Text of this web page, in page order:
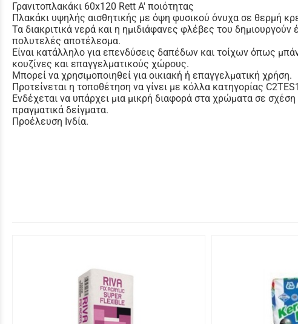
Γρανιτοπλακάκι 60x120 Rett Α' ποιότητας
Πλακάκι υψηλής αισθητικής με όψη φυσικού όνυχα σε θερμή
Τα διακριτικά νερά και η ημιδιάφανες φλέβες του δημιουργούν
πολυτελές αποτέλεσμα.
Είναι κατάλληλο για επενδύσεις δαπέδων και τοίχων όπως
κουζίνες και επαγγελματικούς χώρους.
Μπορεί να χρησιμοποιηθεί για οικιακή ή επαγγελματική χρήση.
Προτείνεται η τοποθέτηση να γίνει με κόλλα κατηγορίας
Ενδέχεται να υπάρχει μια μικρή διαφορά στα χρώματα σε
πραγματικά δείγματα.
Προέλευση Ινδία.